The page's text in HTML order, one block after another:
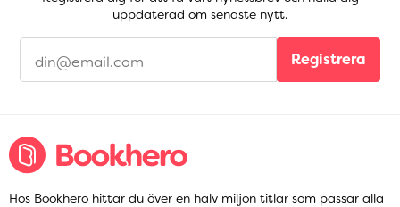
uppdaterad om senaste nytt.
Registrera
Hos Bookhero hittar du över en halv miljon titlar som passar alla